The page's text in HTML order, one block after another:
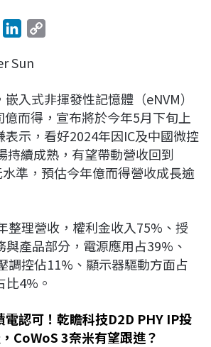
n
e
d
I
n
L
i
n
k
Sun
入式非揮發性記憶體（eNVM）
而得，宣布將於今年5月下旬上
示，看好2024年因IC及中國微控
持續成熟，有望帶動營收回到
準，預估今年億而得營收成長逾
整理營收，權利金收入75%、授
產品部分，電源應用占39%、
調控佔11%、顯示器驅動方面占
比4%。
電認可！乾瞻科技D2D PHY IP投
CoWoS 3奈米有望跟進？